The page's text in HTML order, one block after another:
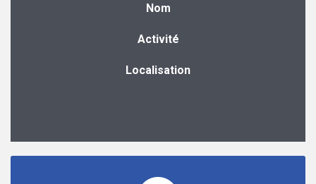
Nom
Activité
Localisation